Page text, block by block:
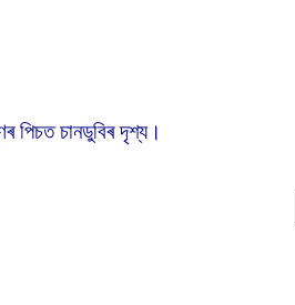
পিচত চানডুবিৰ দৃশ্য।